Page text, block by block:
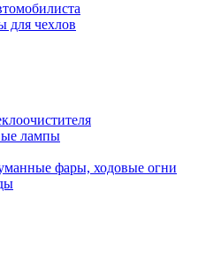
для чехлов
лампы
фары, ходовые огни